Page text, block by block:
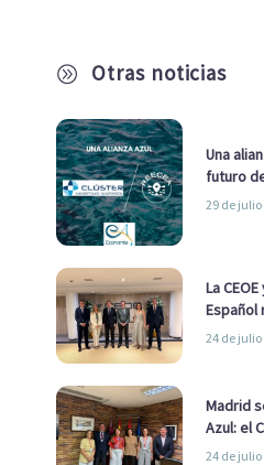
A Otras noticias
Una
futuro
29 de julio
La
Español
impulsar
24 de julio
Madrid
Azul: el
la Real
24 de julio